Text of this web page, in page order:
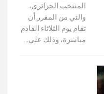
المنتخب الجزائري،
والتي من المقرر أن
تقام يوم الثلاثاء القادم
مباشرة، وذلك على…